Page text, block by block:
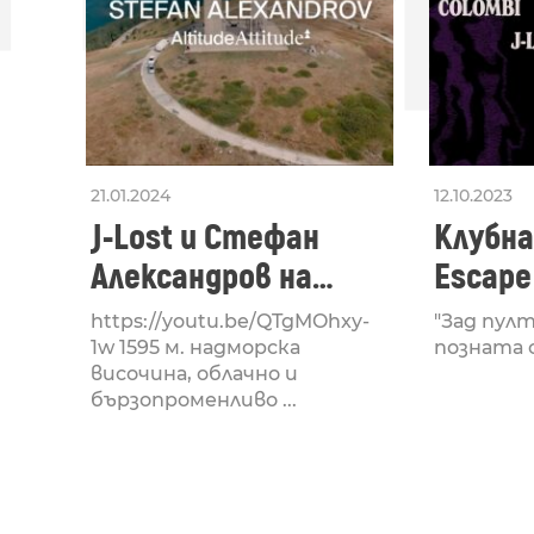
21.01.2024
J-Lost и Стефан
Александров на
Арката на
свободата – Altitude
Attitude
https://youtu.be/QTgMOhxy-
1w 1595 м. надморска
височина, облачно и
бързопроменливо ...
12.10.2023
Elena
"Зад
позната